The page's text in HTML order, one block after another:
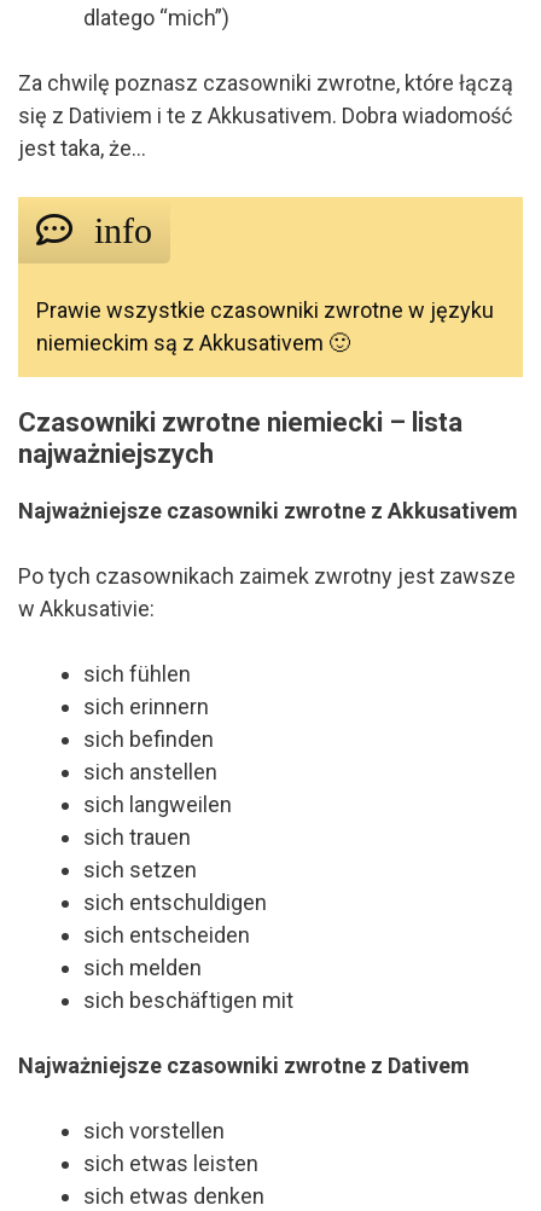
dlatego “mich”)
Za chwilę poznasz czasowniki zwrotne, które łączą
się z Dativiem i te z Akkusativem. Dobra wiadomość
jest taka, że…
info
Prawie wszystkie czasowniki zwrotne w języku
niemieckim są z Akkusativem 🙂
Czasowniki zwrotne niemiecki – lista
najważniejszych
Najważniejsze czasowniki zwrotne z Akkusativem
Po tych czasownikach zaimek zwrotny jest zawsze
w Akkusativie:
sich fühlen
sich erinnern
sich befinden
sich anstellen
sich langweilen
sich trauen
sich setzen
sich entschuldigen
sich entscheiden
sich melden
sich beschäftigen mit
Najważniejsze czasowniki zwrotne z Dativem
sich vorstellen
sich etwas leisten
sich etwas denken